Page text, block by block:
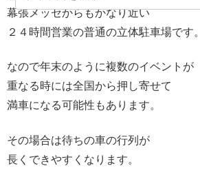
幕張メッセからもかなり近い
２４時間営業の普通の立体駐車場です。
なので年末のように複数のイベントが
重なる時には全国から押し寄せて
満車になる可能性もあります。
その場合は待ちの車の行列が
長くできやすくなります。